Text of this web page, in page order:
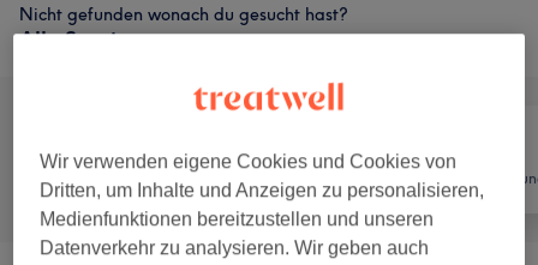
Nicht gefunden wonach du gesucht hast?
Alle Services
Nägel
Wir verwenden eigene Cookies und Cookies von
Dritten, um Inhalte und Anzeigen zu personalisieren,
Medienfunktionen bereitzustellen und unseren
Datenverkehr zu analysieren. Wir geben auch